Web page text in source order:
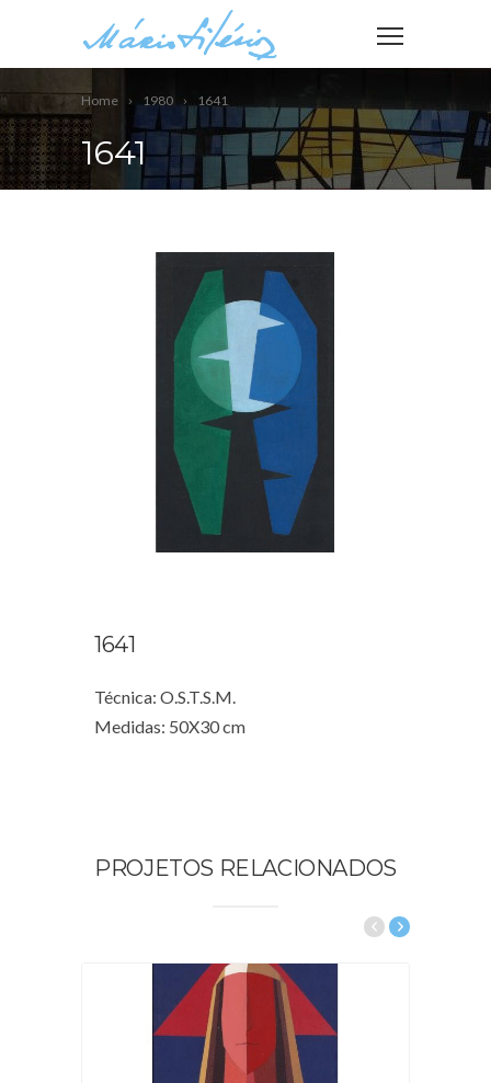
Home 1980 1641
1641
1641
Técnica: O.S.T.S.M.
Medidas: 50X30 cm
PROJETOS RELACIONADOS